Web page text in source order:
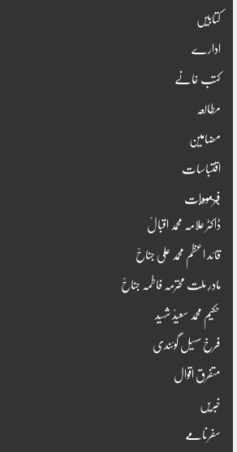
کتابیں
ادارے
کتب خانے
مطالعہ
مضامین
اقتباسات
فرمودات
ڈاکٹر علامہ محمد اقبالؒ
قائد اعظم محمد علی جناحؒ
مادرِ ملت محترمہ فاطمہ جناحؒ
حکیم محمد سعیدؒ شہید
فرخ سہیل گوئندی
متفرق اقوال
خبریں
سفرنامے